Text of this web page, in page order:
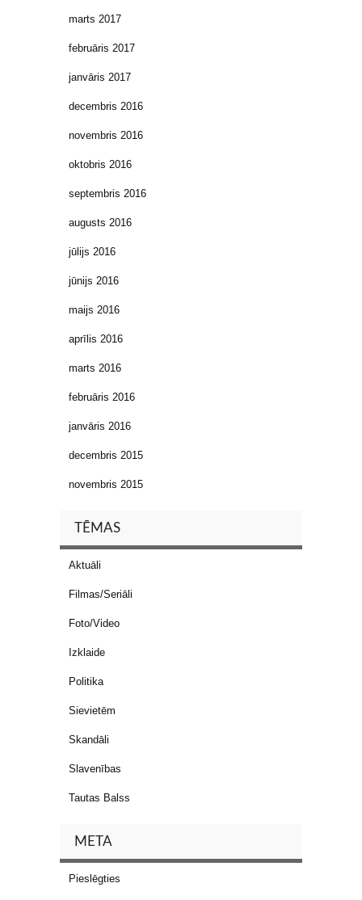
marts 2017
februāris 2017
janvāris 2017
decembris 2016
novembris 2016
oktobris 2016
septembris 2016
augusts 2016
jūlijs 2016
jūnijs 2016
maijs 2016
aprīlis 2016
marts 2016
februāris 2016
janvāris 2016
decembris 2015
novembris 2015
TĒMAS
Aktuāli
Filmas/Seriāli
Foto/Video
Izklaide
Politika
Sievietēm
Skandāli
Slavenības
Tautas Balss
META
Pieslēgties